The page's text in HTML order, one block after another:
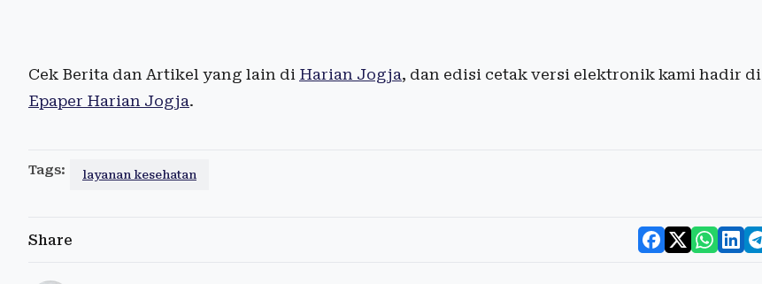
Cek Berita dan Artikel yang lain di Harian Jogja, dan edisi cetak versi elektronik kami hadir di
Epaper Harian Jogja.
Tags: layanan kesehatan
Share